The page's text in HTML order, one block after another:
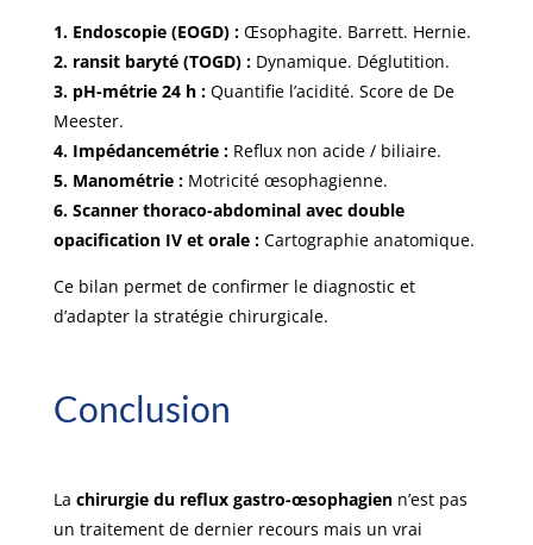
1. Endoscopie (EOGD) : Œsophagite. Barrett. Hernie.
2. ransit baryté (TOGD) :Dynamique. Déglutition.
3. pH-métrie 24 h : Quantifie l’acidité. Score de De
Meester.
4. Impédancemétrie : Reflux non acide / biliaire.
5. Manométrie :Motricité œsophagienne.
6. Scanner thoraco-abdominal avec double
opacification IV et orale :Cartographie anatomique.
Ce bilan permet de confirmer le diagnostic et
d’adapter la stratégie chirurgicale.
Conclusion
La chirurgie du reflux gastro-œsophagienn’est pas
un traitement de dernier recours mais un vrai